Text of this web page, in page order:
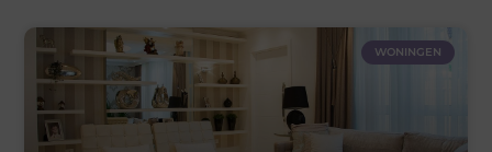
WONINGEN